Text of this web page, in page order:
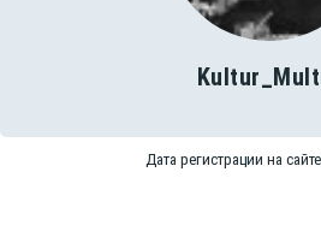
Дата регистрации на